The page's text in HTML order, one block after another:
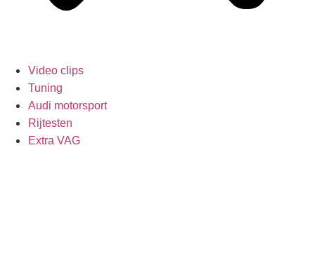
Video clips
Tuning
Audi motorsport
Rijtesten
Extra VAG